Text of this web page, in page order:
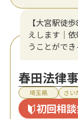
【大宮駅徒
えします｜
うことがで
春田法律
埼玉県 さい
初回相